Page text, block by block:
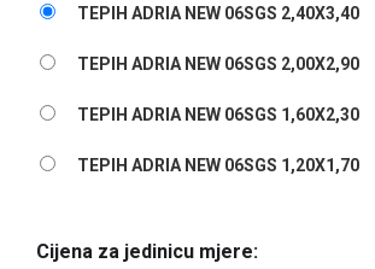
TEPIH ADRIA NEW 06SGS 2,40X3,40
TEPIH ADRIA NEW 06SGS 2,00X2,90
TEPIH ADRIA NEW 06SGS 1,60X2,30
TEPIH ADRIA NEW 06SGS 1,20X1,70
Cijena za jedinicu mjere: